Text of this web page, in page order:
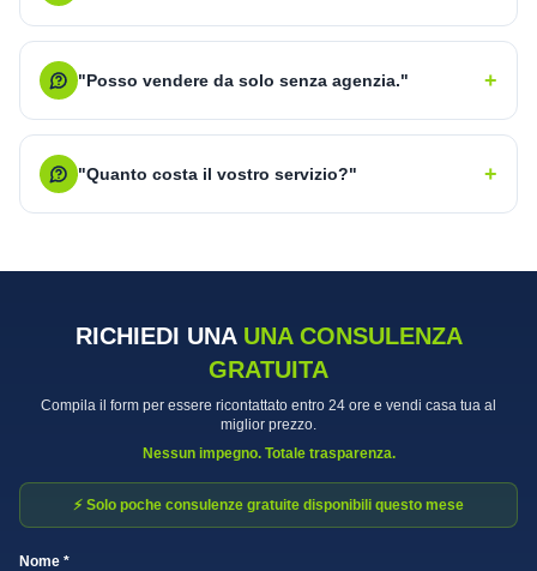
"Posso vendere da solo senza agenzia." +
"Quanto costa il vostro servizio?" +
RICHIEDI UNA UNA CONSULENZA
GRATUITA
Compila il form per essere ricontattato entro 24 ore e vendi casa tua al
miglior prezzo.
Nessun impegno. Totale trasparenza.
⚡ Solo poche consulenze gratuite disponibili questo mese
Nome *